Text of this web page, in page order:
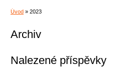
Úvod » 2023
Archiv
Nalezené příspěvky